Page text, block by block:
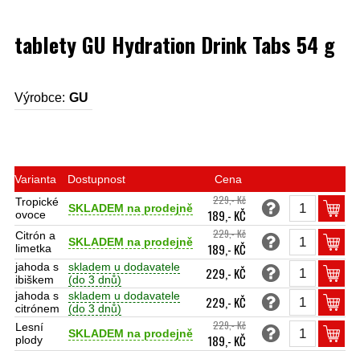
tablety GU Hydration Drink Tabs 54 g
Výrobce: GU
Varianta Dostupnost
Cena
Tropické
ovoce
SKLADEM na prodejně
229,- Kč
189,- KČ
Citrón a
limetka
SKLADEM na prodejně
229,- Kč
189,- KČ
jahoda s
ibiškem
skladem u dodavatele
(do 3 dnů)
229,- KČ
jahoda s
citrónem
skladem u dodavatele
(do 3 dnů)
229,- KČ
Lesní
plody
SKLADEM na prodejně
229,- Kč
189,- KČ